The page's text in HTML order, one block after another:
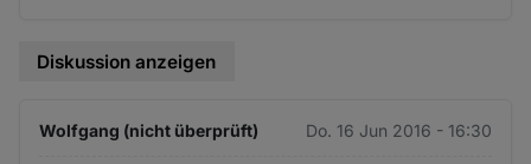
Diskussion anzeigen
Wolfgang (nicht überprüft) Do. 16 Jun 2016 - 16:30